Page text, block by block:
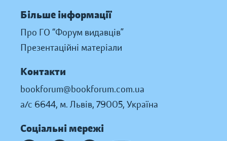
Більше інформації
Про ГО “Форум видавців”
Презентаційні матеріали
Контакти
bookforum@bookforum.com.ua
а/с 6644, м. Львів, 79005, Україна
Соціальні мережі